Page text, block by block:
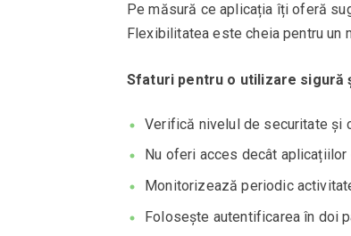
Pe măsură ce aplicația îți oferă
Flexibilitatea este cheia pentru un
Sfaturi pentru o utilizare sigură
Verifică nivelul de securitate și
Nu oferi acces decât
Monitorizează periodic
Folosește autentificarea în doi